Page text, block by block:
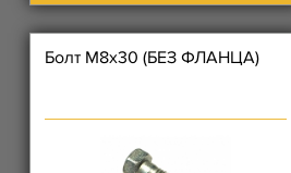
Болт М8х30 (БЕЗ ФЛАНЦА)